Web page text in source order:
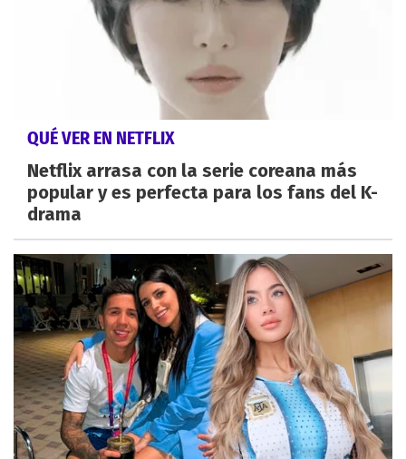
QUÉ VER EN NETFLIX
Netflix arrasa con la serie coreana más
popular y es perfecta para los fans del K-
drama